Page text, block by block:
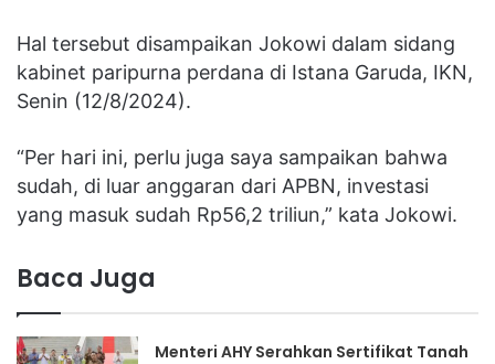
Hal tersebut disampaikan Jokowi dalam sidang
kabinet paripurna perdana di Istana Garuda, IKN,
Senin (12/8/2024).
“Per hari ini, perlu juga saya sampaikan bahwa
sudah, di luar anggaran dari APBN, investasi
yang masuk sudah Rp56,2 triliun,” kata Jokowi.
Baca Juga
Menteri AHY Serahkan Sertifikat Tanah